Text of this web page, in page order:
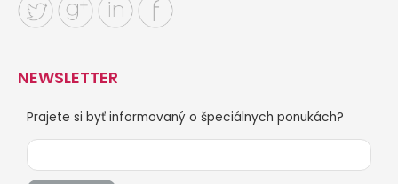
NEWSLETTER
Prajete si byť informovaný o špeciálnych ponukách?